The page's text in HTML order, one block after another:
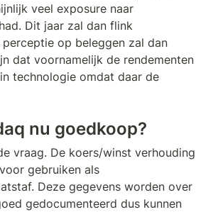
veel exposure naar
Dit jaar zal dan flink
op beleggen zal dan
dat voornamelijk de rendementen
technologie omdat daar de
nu goedkoop?
vraag. De koers/winst verhouding
gebruiken als
Deze gegevens worden over
gedocumenteerd dus kunnen